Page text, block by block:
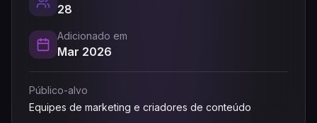
28
Adicionado em
Mar 2026
Público-alvo
Equipes de marketing e criadores de conteúdo